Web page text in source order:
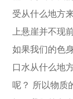
受从什么地方
上悬崖并不现
如果我们的色
口水从什么地
呢？ 所以物质